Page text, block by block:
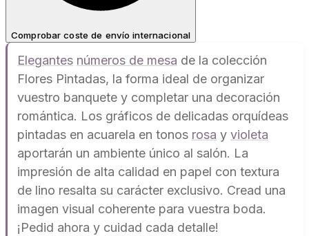
Comprobar coste de envío internacional
Elegantes números de mesa de la colección
Flores Pintadas, la forma ideal de organizar
vuestro banquete y completar una decoración
romántica. Los gráficos de delicadas orquídeas
pintadas en acuarela en tonos rosa y violeta
aportarán un ambiente único al salón. La
impresión de alta calidad en papel con textura
de lino resalta su carácter exclusivo. Cread una
imagen visual coherente para vuestra boda.
¡Pedid ahora y cuidad cada detalle!